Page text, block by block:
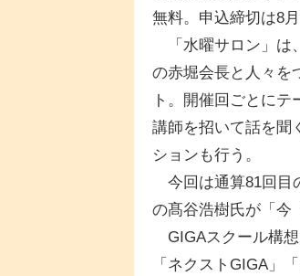
無料。申込締切は8月
「水曜サロン」は
の赤堀会長と人々を
ト。開催回ごとにテ
講師を招いて話を聞
ションも行う。
今回は通算81回目
の髙谷浩樹氏が「今
GIGAスクール構想
「ネクストGIGA」